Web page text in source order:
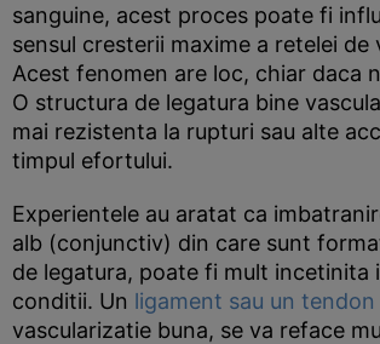
sanguine, acest proces poate fi
sensul cresterii maxime a retelei de
Acest fenomen are loc, chiar daca
O structura de legatura bine
mai rezistenta la rupturi sau alte
timpul efortului.
Experientele au aratat ca
alb (conjunctiv) din care sunt
de legatura, poate fi mult incetinita
conditii. Un ligament sau un
vascularizatie buna, se va reface